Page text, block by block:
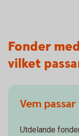
Fonder
vilket
Vem
Utdelande